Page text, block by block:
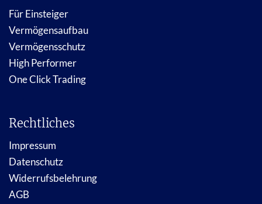
Für Einsteiger
Vermögensaufbau
Vermögensschutz
High Performer
One Click Trading
Rechtliches
Impressum
Datenschutz
Widerrufsbelehrung
AGB